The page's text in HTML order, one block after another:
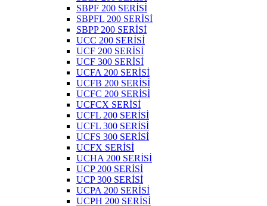
SBPF 200 SERİSİ
SBPFL 200 SERİSİ
SBPP 200 SERİSİ
UCC 200 SERİSİ
UCF 200 SERİSİ
UCF 300 SERİSİ
UCFA 200 SERİSİ
UCFB 200 SERİSİ
UCFC 200 SERİSİ
UCFCX SERİSİ
UCFL 200 SERİSİ
UCFL 300 SERİSİ
UCFS 300 SERİSİ
UCFX SERİSİ
UCHA 200 SERİSİ
UCP 200 SERİSİ
UCP 300 SERİSİ
UCPA 200 SERİSİ
UCPH 200 SERİSİ